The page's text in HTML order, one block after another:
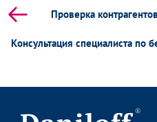
Проверка
Консультация специалиста по